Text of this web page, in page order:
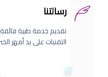
رسالتنا
تقديم خدمة طبية
التقنيات على يد أمهر